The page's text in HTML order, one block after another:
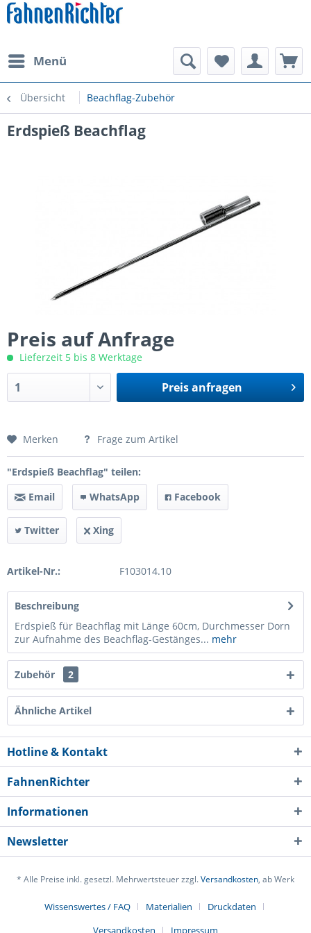
Menü
Übersicht Beachflag-Zubehör
Erdspieß Beachflag
Preis auf Anfrage
Lieferzeit 5 bis 8 Werktage
Preis anfragen
Preis anfragen
verstanden und stimme zu. *
Merken Frage zum Artikel
"Erdspieß Beachflag" teilen:
Email
WhatsApp Facebook
Twitter Xing
Artikel-Nr.: F103014.10
Beschreibung
Erdspieß für Beachflag mit Länge 60cm, Durchmesser Dorn
zur Aufnahme des Beachflag-Gestänges... mehr
Zubehör 2
Ähnliche Artikel
Hotline & Kontakt
FahnenRichter
Informationen
Newsletter
* Alle Preise inkl. gesetzl. Mehrwertsteuer zzgl.Versandkosten, ab Werk
Wissenswertes / FAQ Materialien
Druckdaten
Versandkosten
Impressum